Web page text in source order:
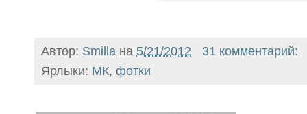
Автор: Smilla на 5/21/2012
31 комментарий:
Ярлыки: МК, фотки